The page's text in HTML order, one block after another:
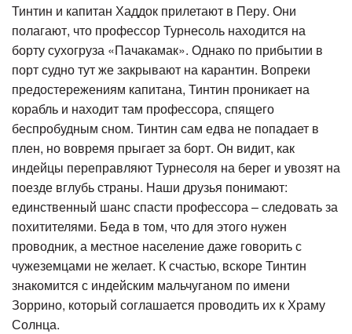
Тинтин и капитан Хаддок прилетают в Перу. Они
полагают, что профессор Турнесоль находится на
борту сухогруза «Пачакамак». Однако по прибытии в
порт судно тут же закрывают на карантин. Вопреки
предостережениям капитана, Тинтин проникает на
корабль и находит там профессора, спящего
беспробудным сном. Тинтин сам едва не попадает в
плен, но вовремя прыгает за борт. Он видит, как
индейцы переправляют Турнесоля на берег и увозят на
поезде вглубь страны. Наши друзья понимают:
единственный шанс спасти профессора – следовать за
похитителями. Беда в том, что для этого нужен
проводник, а местное население даже говорить с
чужеземцами не желает. К счастью, вскоре Тинтин
знакомится с индейским мальчуганом по имени
Зоррино, который соглашается проводить их к Храму
Солнца.